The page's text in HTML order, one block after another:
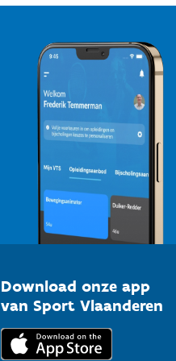
Download onze app
van Sport Vlaanderen